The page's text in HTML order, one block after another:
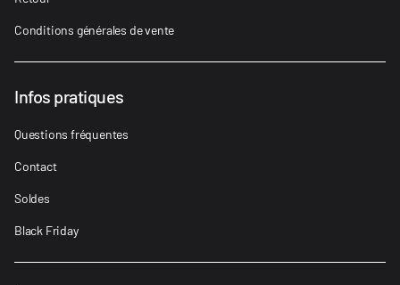
Conditions générales de vente
Infos pratiques
Questions fréquentes
Contact
Soldes
Black Friday